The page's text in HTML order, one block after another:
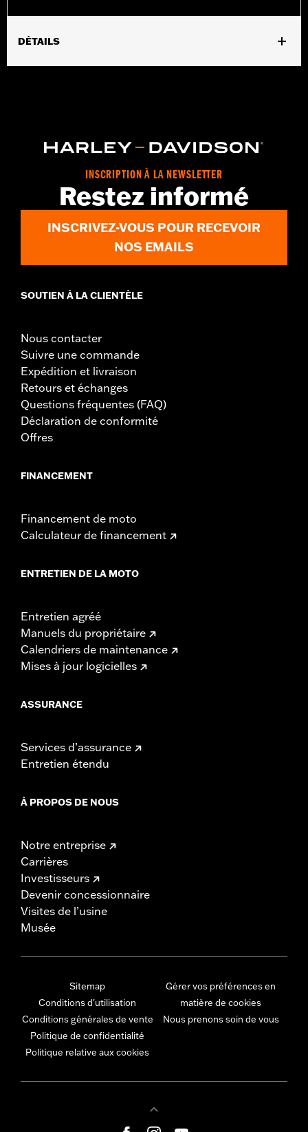
DÉTAILS
, Fermeture éclair intérieure,Réfléchissant,Avec
Moto
Shop To Be:Dry
Material:Nylon
INSCRIPTION À LA NEWSLETTER
Restez informé
INSCRIVEZ-VOUS POUR RECEVOIR
NOS EMAILS
SOUTIEN À LA CLIENTÈLE
Nous contacter
Suivre une commande
Expédition et livraison
Retours et échanges
Questions fréquentes (FAQ)
Déclaration de conformité
Offres
FINANCEMENT
Financement de moto
Calculateur de financement
ENTRETIEN DE LA MOTO
Entretien agréé
Manuels du propriétaire
Calendriers de maintenance
Mises à jour logicielles
ASSURANCE
Services d’assurance
Entretien étendu
À PROPOS DE NOUS
Notre entreprise
Carrières
Investisseurs
Devenir concessionnaire
Visites de l’usine
Musée
Sitemap
Conditions d'utilisation
Conditions générales de vente
Politique de confidentialité
Politique relative aux cookies
Gérer vos préférences en
matière de cookies
Nous prenons soin de vous